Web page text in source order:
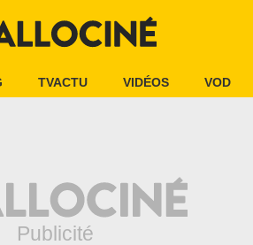
TVACTU VIDÉOS VOD